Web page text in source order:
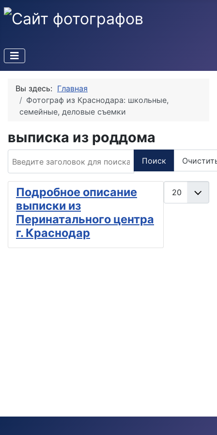
Вы здесь: Главная
Фотограф из Краснодара: школьные,
семейные, деловые съемки
выписка из роддома
Поиск
Подробное описание
выписки из
Перинатального центра
г. Краснодар